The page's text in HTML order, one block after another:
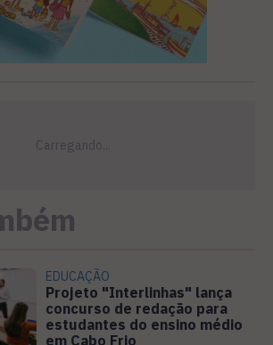
EDUCAÇÃO
Projeto "Interlinhas" lança
concurso de redação para
estudantes do ensino médio
em Cabo Frio